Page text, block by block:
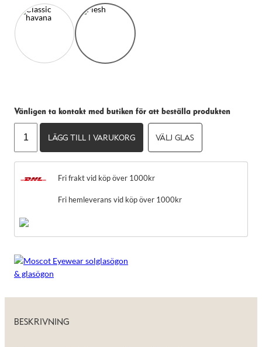
Vänligen ta kontakt med butiken för att beställa produkten
Zolman
Sun
LÄGG TILL I VARUKORG VÄLJ GLAS
Fri frakt vid köp över 1000kr
Fri hemleverans vid köp över 1000kr
BESKRIVNING
välja bort.
De behövs
för att
hemsidan
kunna
funktionalitet
och
uppbyggnad,